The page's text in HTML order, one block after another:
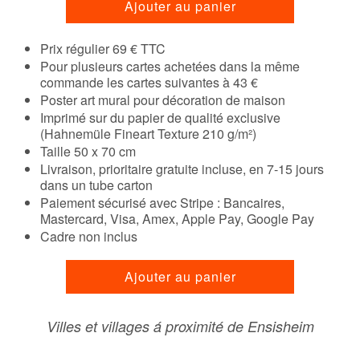
Ajouter au panier
Prix régulier 69 € TTC
Pour plusieurs cartes achetées dans la même
commande les cartes suivantes à 43 €
Poster art mural pour décoration de maison
Imprimé sur du papier de qualité exclusive
(Hahnemüle Fineart Texture 210 g/m²)
Taille 50 x 70 cm
Livraison, prioritaire gratuite incluse, en 7-15 jours
dans un tube carton
Paiement sécurisé avec Stripe : Bancaires,
Mastercard, Visa, Amex, Apple Pay, Google Pay
Cadre non inclus
Ajouter au panier
Villes et villages á proximité de Ensisheim